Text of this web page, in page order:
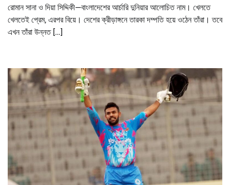
রোমান সানা ও দিয়া সিদ্দিকী—বাংলাদেশের আর্চারি দুনিয়ার আলোচিত নাম। খেলতে
খেলতেই প্রেম, এরপর বিয়ে। দেশের ক্রীড়াঙ্গনে তারকা দম্পতি হয়ে ওঠেন তাঁরা। তবে
এখন তাঁরা উন্নত […]